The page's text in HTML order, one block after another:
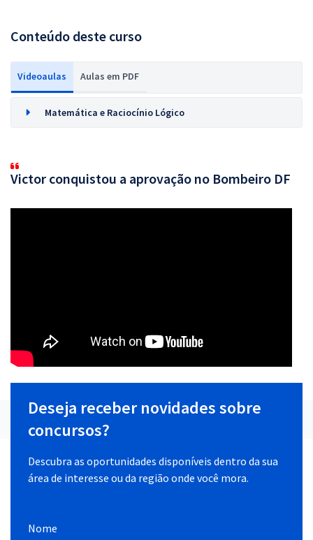
Conteúdo deste curso
Videoaulas Aulas em PDF
Matemática e Raciocínio Lógico
Victor conquistou a aprovação no Bombeiro DF
Deseja receber novidades sobre
concursos?
Descubra as oportunidades disponíveis dentro da sua
área de interesse ou da região onde você mora.
Nome